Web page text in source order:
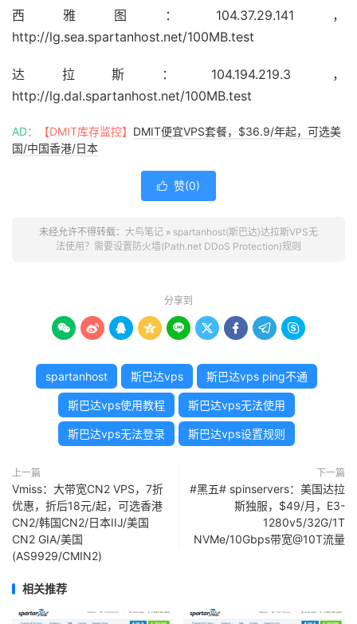
西雅图：104.37.29.141，
http://lg.sea.spartanhost.net/100MB.test
达拉斯：104.194.219.3 ，
http://lg.dal.spartanhost.net/100MB.test
AD： 【DMIT库存监控】 DMIT便宜VPS套餐，$36.9/年起，可选美
国/中国香港/日本
 赞(0)
未经允许不得转载： 大鸟笔记 » spartanhost(斯巴达)达拉斯VPS无
法使用？需要设置防火墙(Path.net DDoS Protection)规则
分享到
        
spartanhost 斯巴达vps 斯巴达vps ping不通
斯巴达vps使用教程 斯巴达vps无法使用
斯巴达vps无法登录 斯巴达vps设置规则
上一篇
Vmiss：大带宽CN2 VPS，7折
优惠，折后18元/起，可选香港
CN2/韩国CN2/日本IIJ/美国
CN2 GIA/美国
(AS9929/CMIN2)
下一篇
#黑五# spinservers：美国达拉
斯独服，$49/月，E3-
1280v5/32G/1T
NVMe/10Gbps带宽@10T流量
相关推荐